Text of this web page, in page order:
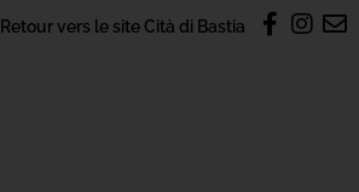
Retour vers le site Cità di Bastia